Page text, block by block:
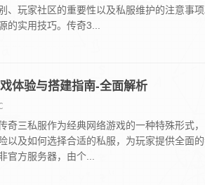
、玩家社区的重要性以及私服维护的注意事
的实用技巧。传奇3...
体验与搭建指南-全面解析
奇三私服作为经典网络游戏的一种特殊形式
险以及如何选择合适的私服，为玩家提供全面
官方服务器，由个...